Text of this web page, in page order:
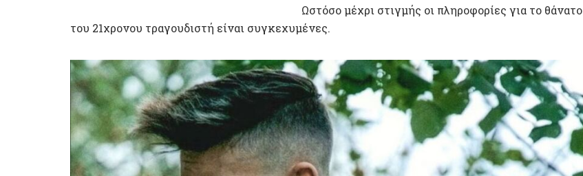
Ωστόσο μέχρι στιγμής οι πληροφορίες για το θάνατο
του 21χρονου τραγουδιστή είναι συγκεχυμένες.